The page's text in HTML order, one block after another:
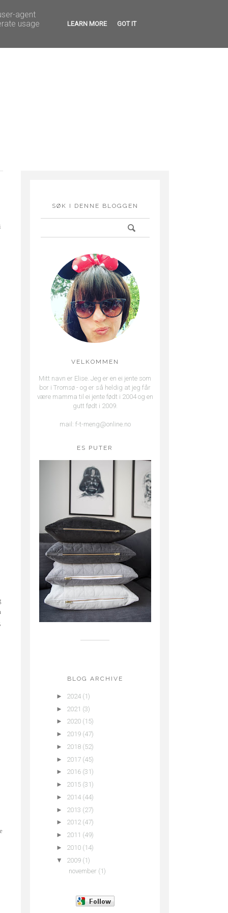
FEIRINGER
,
SØK I DENNE BLOGGEN
VELKOMMEN
Mitt navn er Elise. Jeg er en ei jente som
bor i Tromsø - og er så heldig at jeg får
være mamma til ei jente født i 2004 og en
gutt født i 2009.
mail: f-t-meng@online.no
ES PUTER
BLOG ARCHIVE
► 2024 (1)
► 2021 (3)
► 2020 (15)
► 2019 (47)
► 2018 (52)
► 2017 (45)
► 2016 (31)
► 2015 (31)
► 2014 (44)
► 2013 (27)
► 2012 (47)
► 2011 (49)
► 2010 (14)
▼
2009 (1)
november (1)
agent
usage
LEARN MORE GOT IT